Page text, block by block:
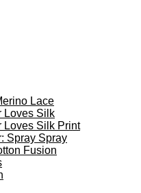
Lace
Loves Silk
Loves Silk Print
Spray Spray
Fusion